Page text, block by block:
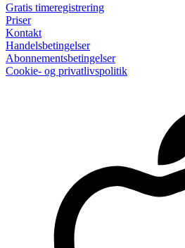
Gratis timeregistrering
Priser
Kontakt
Handelsbetingelser
Abonnementsbetingelser
Cookie- og privatlivspolitik